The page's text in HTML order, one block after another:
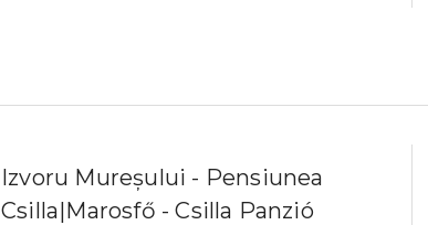
Izvoru Mureșului - Pensiunea
Csilla|Marosfő - Csilla Panzió